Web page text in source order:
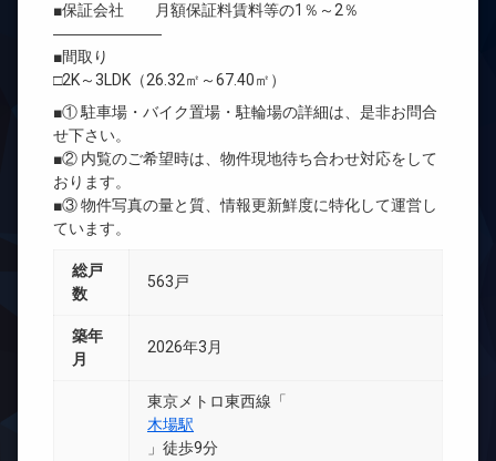
■保証会社 月額保証料賃料等の1％～2％
―――――――
■間取り
□2K～3LDK（26.32㎡～67.40㎡）
■① 駐車場・バイク置場・駐輪場の詳細は、是非お問合
せ下さい。
■② 内覧のご希望時は、物件現地待ち合わせ対応をして
おります。
■③ 物件写真の量と質、情報更新鮮度に特化して運営し
ています。
総戸
数
563戸
築年
月
2026年3月
東京メトロ東西線「
木場駅
」徒歩9分